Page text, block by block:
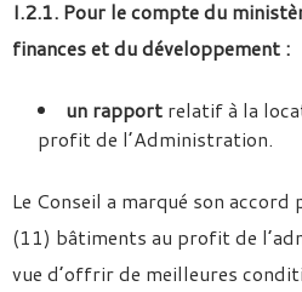
I.2.1. Pour le compte du
finances et du développement :
un rapport relatif à la
profit de l’Administration.
Le Conseil a marqué son
(11) bâtiments au profit de
vue d’offrir de meilleures